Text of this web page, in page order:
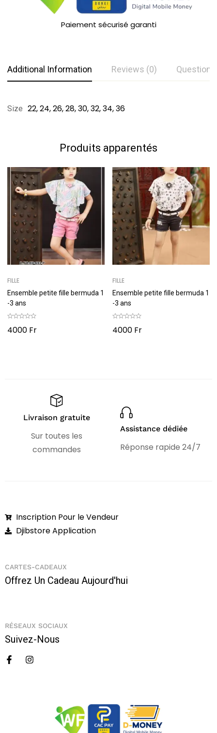
Paiement sécurisé garanti
Additional Information Reviews (0) Questions
Size 22, 24, 26, 28, 30, 32, 34, 36
Notation et évaluation
Rédiger un commentaire
Il n'y a pas encore de commentaires.
Questions et réponses
Aucune question n'a été trouvée.
Produits apparentés
FILLE
Ensemble petite fille bermuda 1
-3 ans
4000 Fr
FILLE
Ensemble petite fille bermuda 1
-3 ans
4000 Fr
Livraison gratuite
Sur toutes les
commandes
Assistance dédiée
Réponse rapide 24/7
Inscription Pour le Vendeur
Djibstore Application
CARTES-CADEAUX
Offrez Un Cadeau Aujourd'hui
RÉSEAUX SOCIAUX
Suivez-Nous